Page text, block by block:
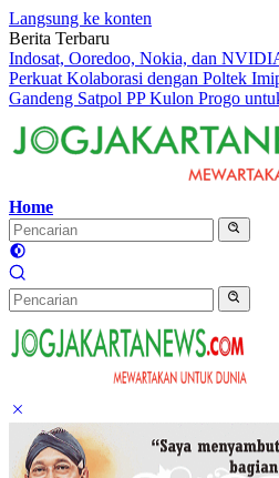
Langsung ke konten
Berita Terbaru
Indosat, Ooredoo, Nokia, dan
Perkuat Kolaborasi dengan Poltek
Gandeng Satpol PP Kulon Progo
Home